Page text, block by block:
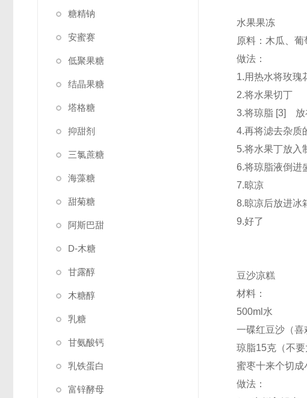
糖精钠
安蜜赛
低聚果糖
结晶果糖
塔格糖
抑甜剂
三氯蔗糖
海藻糖
甜菊糖
阿斯巴甜
D-木糖
甘露醇
木糖醇
乳糖
甘氨酸钙
乳铁蛋白
富锌酵母
水果果冻
原料：木瓜、葡
做法：
1.用热水将玫瑰
2.将水果切丁
3.将琼脂 [3] 放
4.再将滤去杂质
5.将水果丁放入
6.将琼脂液倒进
7.晾凉
8.晾凉后放进冰
9.好了
豆沙凉糕
材料：
500ml水
一碟红豆沙（喜
琼脂15克（不要
蜜枣十来个切成
做法：